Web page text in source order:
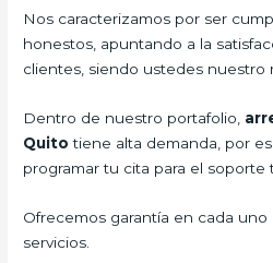
Nos caracterizamos por ser
honestos, apuntando a la
clientes, siendo ustedes nuestro
Dentro de nuestro portafolio,
Quito tiene alta demanda, por
programar tu cita para el soporte
Ofrecemos garantía en cada
servicios.